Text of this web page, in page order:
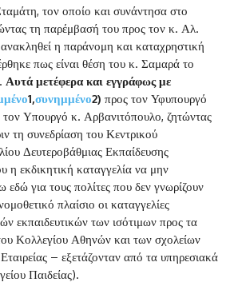
τον οποίο και συνάντησα στο
τη παρέμβασή του προς τον κ. Αλ.
η παράνομη και καταχρηστική
πως είναι θέση του κ. Σαμαρά το
Αυτά μετέφερα και εγγράφως με
1,συνημμένο2) προς τον Υφυπουργό
Υπουργό κ. Αρβανιτόπουλο, ζητώντας
τη συνεδρίαση του Κεντρικού
Δευτεροβάθμιας Εκπαίδευσης
εκδικητική καταγγελία να μην
για τους πολίτες που δεν γνωρίζουν
πλαίσιο οι καταγγελίες
εκπαιδευτικών των ισότιμων προς τα
Κολλεγίου Αθηνών και των σχολείων
– εξετάζονταν από τα υπηρεσιακά
Παιδείας).